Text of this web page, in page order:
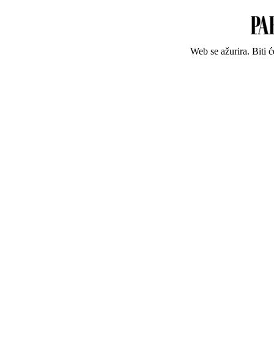
Web se ažurira. Biti